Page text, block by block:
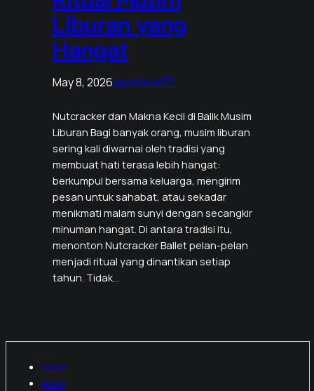
Liburan yang
Hangat
May 8, 2026agedunia55
Nutcracker dan Makna Kecil di Balik Musim
Liburan Bagi banyak orang, musim liburan
sering kali diwarnai oleh tradisi yang
membuat hati terasa lebih hangat:
berkumpul bersama keluarga, mengirim
pesan untuk sahabat, atau sekadar
menikmati malam sunyi dengan secangkir
minuman hangat. Di antara tradisi itu,
menonton Nutcracker Ballet pelan-pelan
menjadi ritual yang dinantikan setiap
tahun. Tidak…
eslot
eslot